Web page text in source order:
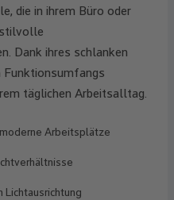
die in ihrem Büro oder
Dank ihres schlanken
Funktionsumfangs
täglichen Arbeitsalltag.
Arbeitsplätze
Lichtausrichtung